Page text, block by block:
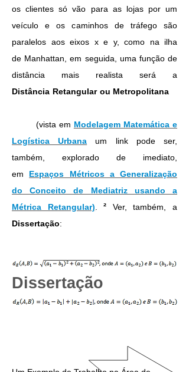
os clientes só vão para as lojas por um
veículo e os caminhos de tráfego são
paralelos aos eixos x e y, como na ilha
de Manhattan, em seguida, uma função de
distância mais realista será a
Distância Retangular ou Metropolitana
(vista em Modelagem Matemática e
Logística Urbana um link pode ser,
também, explorado de imediato,
em Espaços Métricos a Generalização
do Conceito de Mediatriz usando a
Métrica Retangular)
² Ver, também, a
Dissertação:
Dissertação